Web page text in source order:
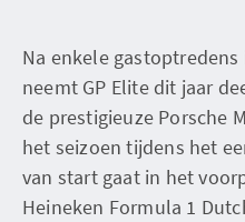
Na enkele
neemt GP Elite dit jaar
de prestigieuze Porsche
het seizoen tijdens het
van start gaat in het
Heineken Formula 1